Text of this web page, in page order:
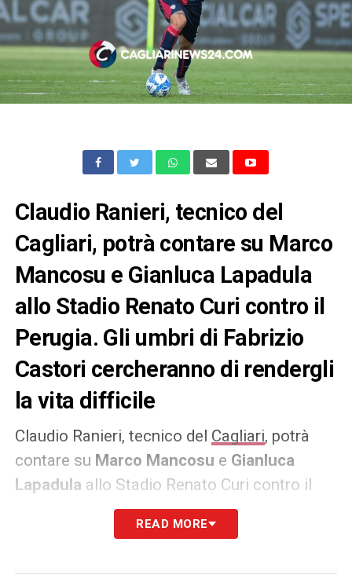
Claudio Ranieri, tecnico del
Cagliari, potrà contare su Marco
Mancosu e Gianluca Lapadula
allo Stadio Renato Curi contro il
Perugia. Gli umbri di Fabrizio
Castori cercheranno di rendergli
la vita difficile
Claudio Ranieri, tecnico del Cagliari, potrà
contare su Marco Mancosu e Gianluca
Lapadula allo Stadio Renato Curi contro il
. Gli umbri di Fabrizio Castori
cercheranno di rendergli la vita difficile, come
READ MORE